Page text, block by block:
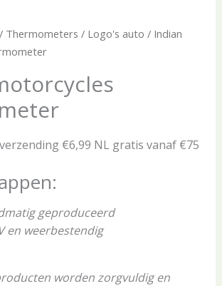
/ Thermometers / Logo's auto / Indian
€6,99 NL gratis vanaf €75
geproduceerd
en weerbestendig
worden zorgvuldig en